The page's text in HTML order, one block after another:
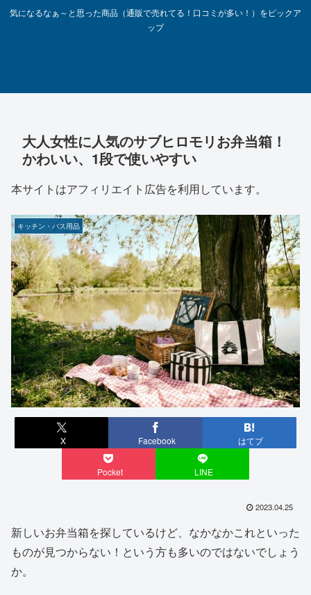
気になるなぁ～と思った商品（通販で売れてる！口コミが多い！）をピックア
ップ
大人女性に人気のサブヒロモリお弁当箱！
かわいい、1段で使いやすい
本サイトはアフィリエイト広告を利用しています。
キッチン・バス用品
X Facebook はてブ
Pocket LINE
2023.04.25
新しいお弁当箱を探しているけど、なかなかこれといった
ものが見つからない！という方も多いのではないでしょう
か。